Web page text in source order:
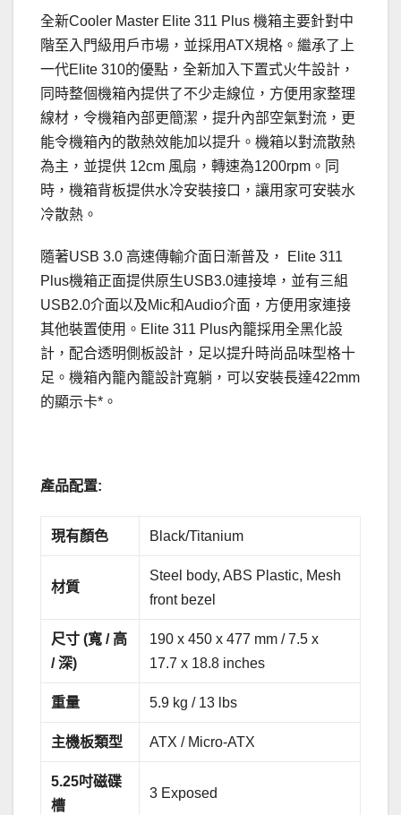
全新Cooler Master Elite 311 Plus 機箱主要針對中
階至入門級用戶市場，並採用ATX規格。繼承了上
一代Elite 310的優點，全新加入下置式火牛設計，
同時整個機箱內提供了不少走線位，方便用家整理
線材，令機箱內部更簡潔，提升內部空氣對流，更
能令機箱內的散熱效能加以提升。機箱以對流散熱
為主，並提供 12cm 風扇，轉速為1200rpm。同
時，機箱背板提供水冷安裝接口，讓用家可安裝水
冷散熱。
隨著USB 3.0 高速傳輸介面日漸普及， Elite 311
Plus機箱正面提供原生USB3.0連接埠，並有三組
USB2.0介面以及Mic和Audio介面，方便用家連接
其他裝置使用。Elite 311 Plus內籠採用全黑化設
計，配合透明側板設計，足以提升時尚品味型格十
足。機箱內籠內籠設計寬躺，可以安裝長達422mm
的顯示卡*。
產品配置:
現有顏色 Black/Titanium
材質
Steel body, ABS Plastic, Mesh
front bezel
尺寸 (寬 / 高
/深)
190 x 450 x 477 mm / 7.5 x
17.7 x 18.8 inches
重量 5.9 kg / 13 lbs
主機板類型 ATX / Micro-ATX
5.25吋磁碟
槽
3 Exposed